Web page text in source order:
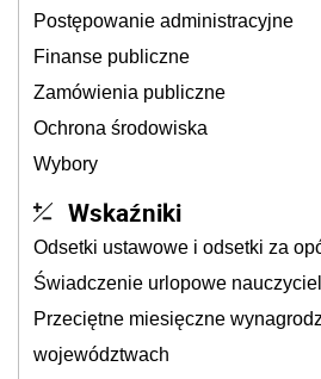
Postępowanie administracyjne
Finanse publiczne
Zamówienia publiczne
Ochrona środowiska
Wybory
Wskaźniki
Odsetki ustawowe i odsetki za
Świadczenie urlopowe
Przeciętne miesięczne
województwach